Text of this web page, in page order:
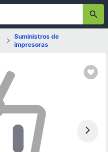
Suministros de
impresoras